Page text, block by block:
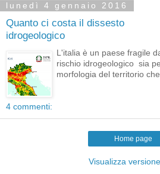
lunedì 4 gennaio 2016
Quanto ci costa il dissesto
idrogeologico
L'italia è un paese fragile
rischio idrogeologico sia
morfologia del territorio che
4 commenti:
Home page
Visualizza